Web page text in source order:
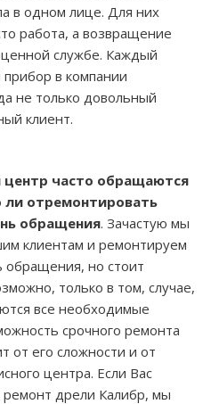
в одном лице. Для них
работа, а возвращение
службе. Каждый
в компании
не только довольный
клиент.
центр часто обращаются
отремонтировать
обращения. Зачастую мы
клиентам и ремонтируем
обращения, но стоит
только в том, случае,
все необходимые
срочного ремонта
от его сложности и от
центра. Если Вас
дрели Калибр, мы